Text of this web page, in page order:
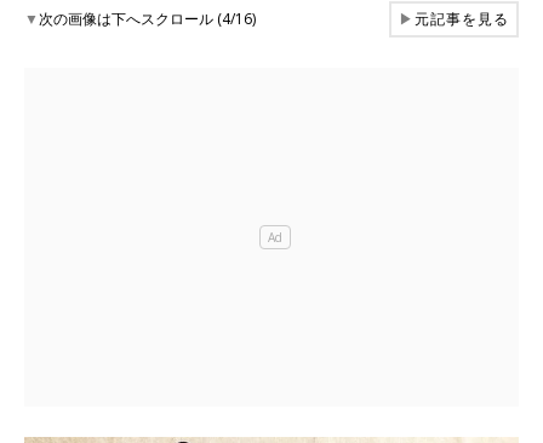
▼次の画像は下へスクロール (4/16) ▶元記事を見る